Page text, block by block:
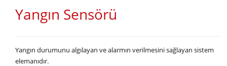
Yangın Sensörü
Yangın durumunu algılayan ve alarmın verilmesini sağlayan sistem
elemanıdır.